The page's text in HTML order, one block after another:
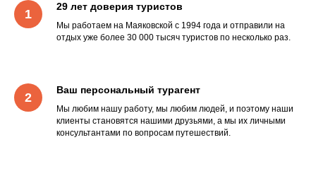
29 лет доверия туристов
Мы работаем на Маяковской с 1994 года и отправили на
отдых уже более 30 000 тысяч туристов по несколько раз.
Ваш персональный турагент
Мы любим нашу работу, мы любим людей, и поэтому наши
клиенты становятся нашими друзьями, а мы их личными
консультантами по вопросам путешествий.